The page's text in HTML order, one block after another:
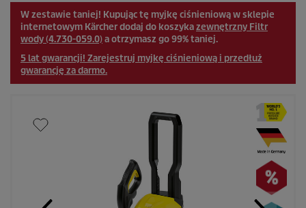
W zestawie taniej! Kupując tę myjkę ciśnieniową w sklepie
internetowym Kärcher dodaj do koszykazewnętrzny Filtr
wody (4.730-059.0)a otrzymasz go 99% taniej.
5 lat gwarancji! Zarejestruj myjkę ciśnieniową i przedłuż
gwarancję za darmo.